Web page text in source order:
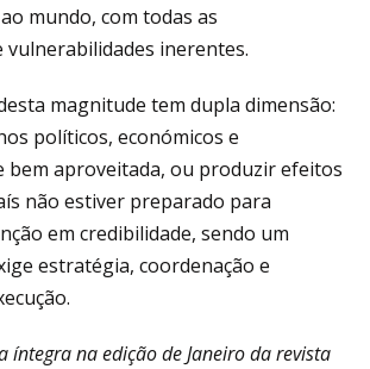
mundo, com todas as
inerentes.
magnitude tem dupla dimensão:
políticos, económicos e
bem aproveitada, ou produzir efeitos
não estiver preparado para
em credibilidade, sendo um
estratégia, coordenação e
íntegra na edição de Janeiro da revista